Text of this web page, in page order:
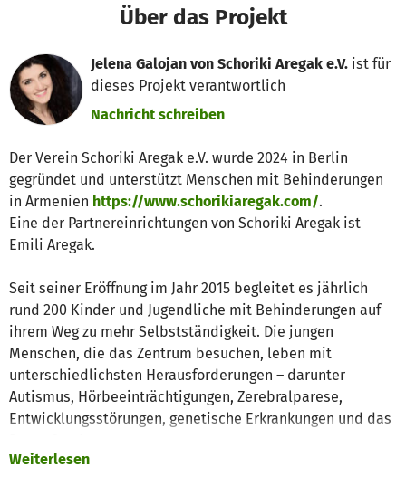
Über das Projekt
Jelena Galojan von Schoriki Aregak e.V. ist für
dieses Projekt verantwortlich
Nachricht schreiben
Der Verein Schoriki Aregak e.V. wurde 2024 in Berlin
gegründet und unterstützt Menschen mit Behinderungen
in Armenien https://www.schorikiaregak.com/.
Eine der Partnereinrichtungen von Schoriki Aregak ist
Emili Aregak.
Seit seiner Eröffnung im Jahr 2015 begleitet es jährlich
rund 200 Kinder und Jugendliche mit Behinderungen auf
ihrem Weg zu mehr Selbstständigkeit. Die jungen
Menschen, die das Zentrum besuchen, leben mit
unterschiedlichsten Herausforderungen – darunter
Autismus, Hörbeeinträchtigungen, Zerebralparese,
Entwicklungsstörungen, genetische Erkrankungen und das
Unser Ziel ist es, Lebenskompetenzen zu stärken und
Weiterlesen